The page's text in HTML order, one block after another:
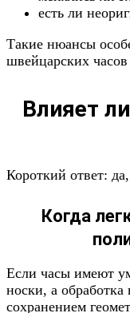
есть ли
Такие нюансы
швейцарских часов
Влияет
Короткий ответ:
Когда
Если часы имеют
носки, а
сохранением